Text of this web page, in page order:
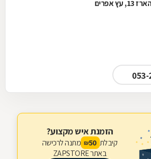
הארז 13, עץ אפרים
הזמנת איש מקצוע?
קיבלת 50
₪ מתנה לרכישה
באתר ZAPSTORE